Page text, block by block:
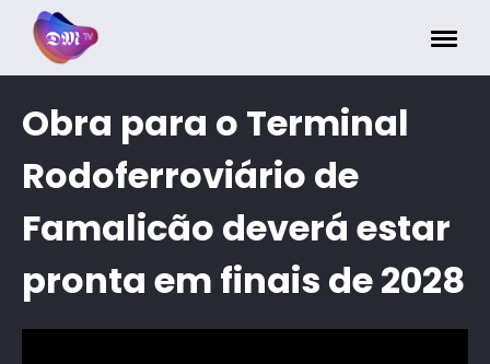
Obra para o Terminal
Rodoferroviário de
Famalicão deverá estar
pronta em finais de 2028
Painel de Gerenciamento de Cookies